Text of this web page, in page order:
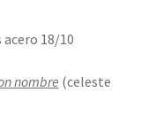
acero 18/10
nombre (celeste